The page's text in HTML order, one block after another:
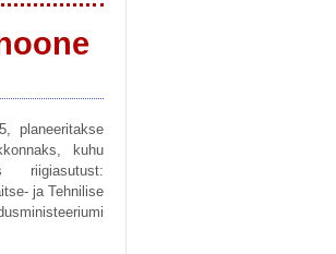
planeeritakse
kuhu
ja Tehnilise